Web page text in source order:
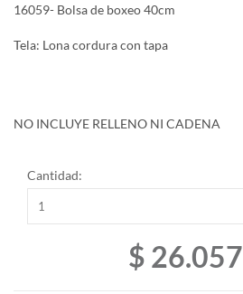
16059- Bolsa de boxeo 40cm
Tela: Lona cordura con tapa
NO INCLUYE RELLENO NI CADENA
Cantidad:
$ 26.057